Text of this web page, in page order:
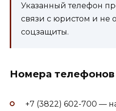
Указанный телефон
связи с юристом и не
соцзащиты.
Номера телефонов
+7 (3822) 602-700 —